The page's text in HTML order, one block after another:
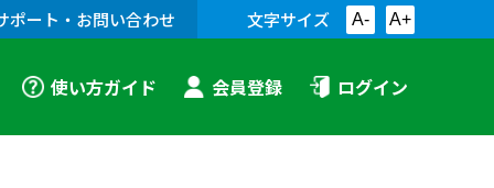
ポート・お問い合わせ 文字サイズ A- A+
使い方ガイド 会員登録 ログイン